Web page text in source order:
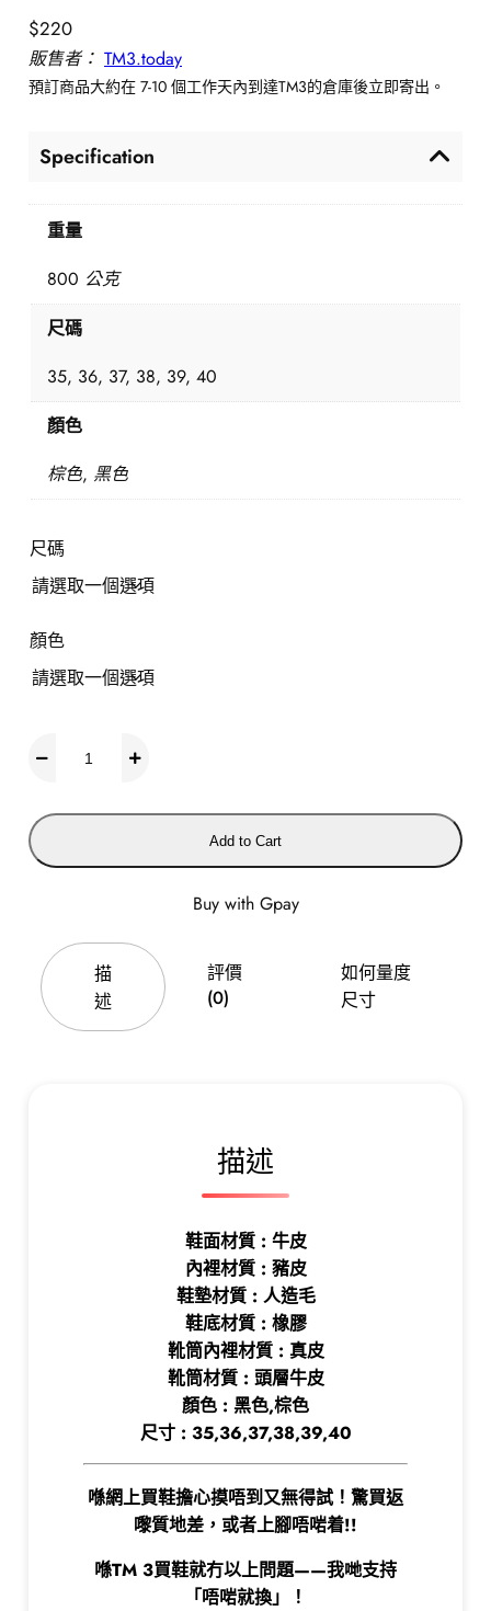
$220
販售者： TM3.today
預訂商品大約在 7-10 個工作天內到達TM3的倉庫後立即寄出。
Specification
重量
800 公克
尺碼
35, 36, 37, 38, 39, 40
顏色
棕色, 黑色
尺碼
顏色
瘦
不
筒
靴
Add to Cart
Buy with Gpay
描
述
評價
(0)
如何量度
尺寸
描述
鞋面材質 : 牛皮
內裡材質 : 豬皮
鞋墊材質 : 人造毛
鞋底材質 : 橡膠
靴筒內裡材質 : 真皮
靴筒材質 : 頭層牛皮
顏色 : 黑色,棕色
尺寸 : 35,36,37,38,39,40
喺網上買鞋擔心摸唔到又無得試！ 驚買返
嚟質地差，或者上腳唔啱着!!
喺TM 3買鞋就冇以上問題——我哋支持
「唔啱就換」！